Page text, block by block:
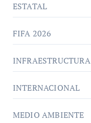
ESTATAL
FIFA 2026
INFRAESTRUCTURA
INTERNACIONAL
MEDIO AMBIENTE